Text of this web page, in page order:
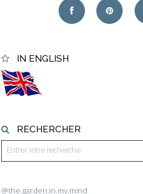
IN ENGLISH
RECHERCHER
@the.garden.in.my.mind